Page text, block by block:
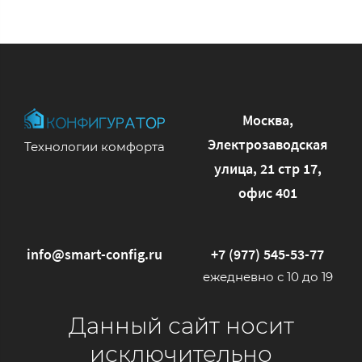
Технологии комфорта
Москва,
Электрозаводская
улица, 21 стр 17,
офис 401
info@smart-config.ru +7 (977) 545-53-77
ежедневно с 10 до 19
Данный сайт носит
исключительно